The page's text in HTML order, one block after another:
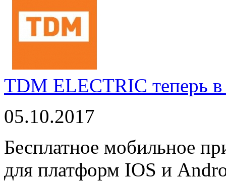
TDM ELECTRIC теперь
05.10.2017
Бесплатное мобильное
для платформ IOS и